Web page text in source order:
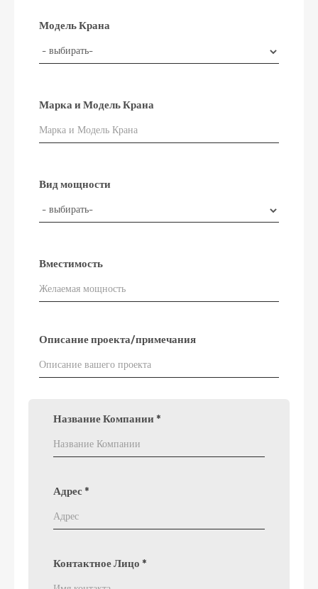
Модель Крана
Марка и Модель Крана
Вид мощности
Вместимость
Описание проекта/примечания
Название Компании *
Адрес *
Контактное Лицо *